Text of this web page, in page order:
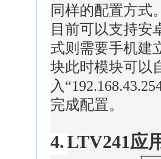
同样的配置方式
目前可以支持安
式则需要手机建
块此时模块可以
入“
完成配置。
4.LTV241应